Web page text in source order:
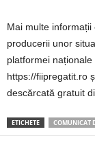
Mai multe
producerii unor
platformei
https://fiipregatit.ro
descărcată gratuit
ETICHETE COMUNICAT